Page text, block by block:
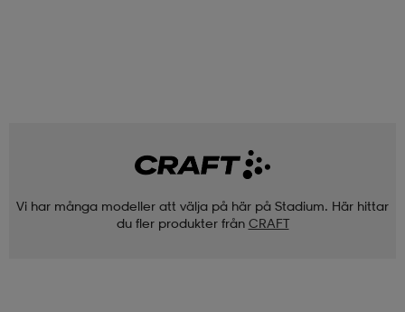
Vi har många modeller att välja på här på Stadium. Här hittar
du fler produkter från CRAFT